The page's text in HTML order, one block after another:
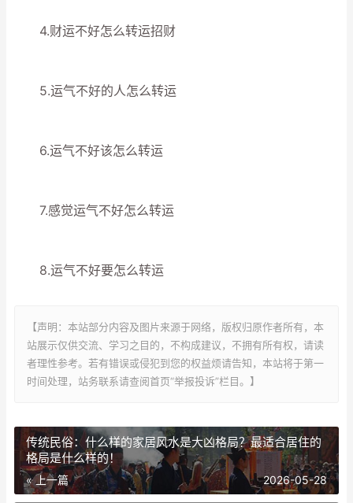
4.财运不好怎么转运招财
5.运气不好的人怎么转运
6.运气不好该怎么转运
7.感觉运气不好怎么转运
8.运气不好要怎么转运
【声明：本站部分内容及图片来源于网络，版权归原作者所有，本
站展示仅供交流、学习之目的，不构成建议，不拥有所有权，请读
者理性参考。若有错误或侵犯到您的权益烦请告知，本站将于第一
时间处理，站务联系请查阅首页“举报投诉”栏目。】
传统民俗：什么样的家居风水是大凶格局？最适合居住的
格局是什么样的！
« 上一篇 2026-05-28